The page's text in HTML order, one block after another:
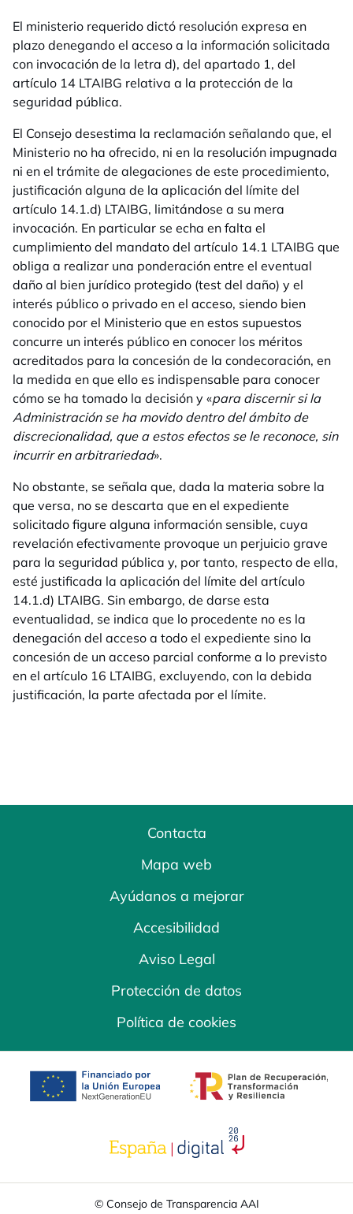
El ministerio requerido dictó resolución expresa en
plazo denegando el acceso a la información solicitada
con invocación de la letra d), del apartado 1, del
artículo 14 LTAIBG relativa a la protección de la
seguridad pública.
El Consejo desestima la reclamación señalando que, el
Ministerio no ha ofrecido, ni en la resolución impugnada
ni en el trámite de alegaciones de este procedimiento,
justificación alguna de la aplicación del límite del
artículo 14.1.d) LTAIBG, limitándose a su mera
invocación. En particular se echa en falta el
cumplimiento del mandato del artículo 14.1 LTAIBG que
obliga a realizar una ponderación entre el eventual
daño al bien jurídico protegido (test del daño) y el
interés público o privado en el acceso, siendo bien
conocido por el Ministerio que en estos supuestos
concurre un interés público en conocer los méritos
acreditados para la concesión de la condecoración, en
la medida en que ello es indispensable para conocer
cómo se ha tomado la decisión y «para discernir si la
Administración se ha movido dentro del ámbito de
discrecionalidad, que a estos efectos se le reconoce, sin
incurrir en arbitrariedad».
No obstante, se señala que, dada la materia sobre la
que versa, no se descarta que en el expediente
solicitado figure alguna información sensible, cuya
revelación efectivamente provoque un perjuicio grave
para la seguridad pública y, por tanto, respecto de ella,
esté justificada la aplicación del límite del artículo
14.1.d) LTAIBG. Sin embargo, de darse esta
eventualidad, se indica que lo procedente no es la
denegación del acceso a todo el expediente sino la
concesión de un acceso parcial conforme a lo previsto
en el artículo 16 LTAIBG, excluyendo, con la debida
justificación, la parte afectada por el límite.
Contacta
Mapa web
Ayúdanos a mejorar
Accesibilidad
Aviso Legal
Protección de datos
Política de cookies
se abre en una pestaña nuevase abre en una
se abre en una pestaña
© Consejo de Transparencia AAI